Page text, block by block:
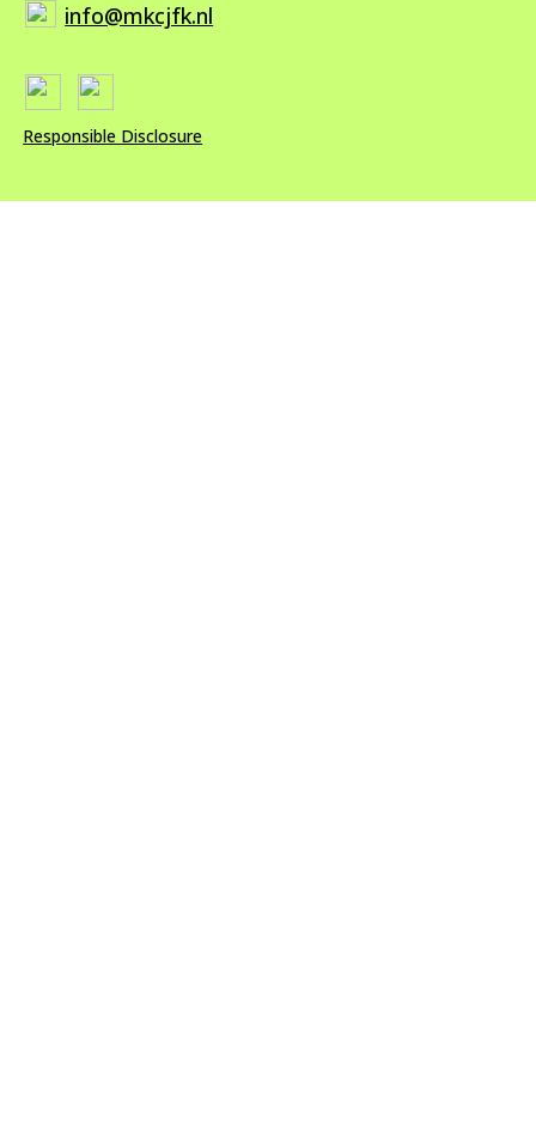
info@mkcjfk.nl
Responsible Disclosure